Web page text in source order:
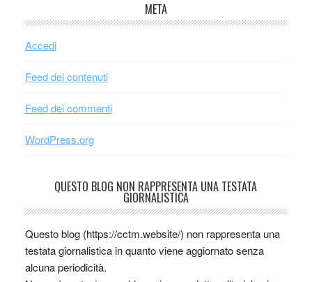
META
Accedi
Feed dei contenuti
Feed dei commenti
WordPress.org
QUESTO BLOG NON RAPPRESENTA UNA TESTATA
GIORNALISTICA
Questo blog (https://cctm.website/) non rappresenta una
testata giornalistica in quanto viene aggiornato senza
alcuna periodicità.